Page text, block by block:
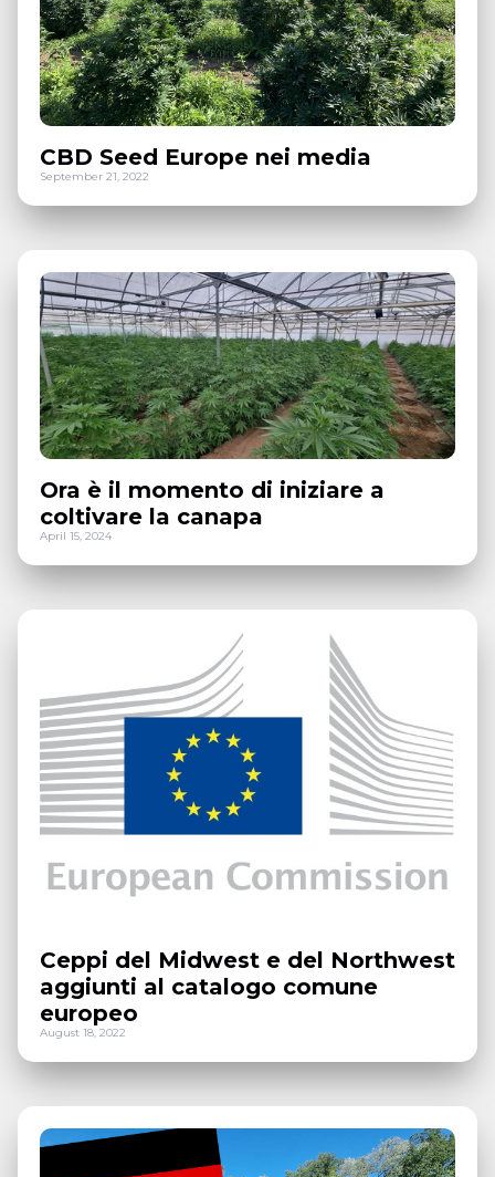
CBD Seed Europe nei media
September 21, 2022
Ora è il momento di iniziare a
coltivare la canapa
April 15, 2024
Ceppi del Midwest e del Northwest
aggiunti al catalogo comune
europeo
August 18, 2022